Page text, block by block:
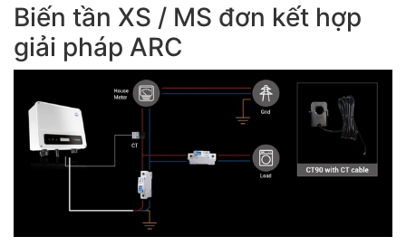
Biến tần XS / MS đơn kết hợp
giải pháp ARC